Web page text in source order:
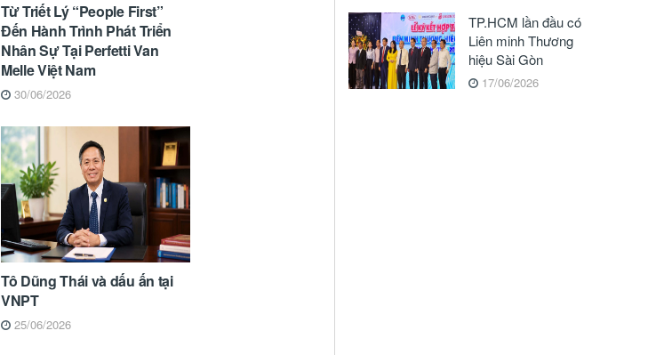
Từ Triết Lý “People First”
Đến Hành Trình Phát Triển
Nhân Sự Tại Perfetti Van
Melle Việt Nam
30/06/2026
Tô Dũng Thái và dấu ấn tại
VNPT
25/06/2026
TP.HCM lần đầu có
Liên minh Thương
hiệu Sài Gòn
17/06/2026